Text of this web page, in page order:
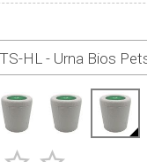
HL - Urna Bios